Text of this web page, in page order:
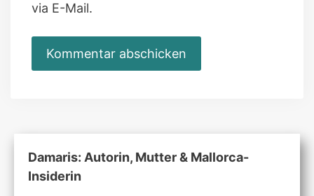
via E-Mail.
Damaris: Autorin, Mutter & Mallorca-
Insiderin